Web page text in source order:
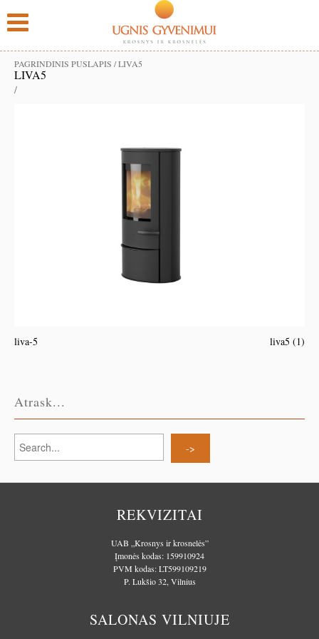
PAGRINDINIS PUSLAPIS /LIVA5
LIVA5
/
liva-5 liva5 (1)
Atrask...
REKVIZITAI
UAB „Krosnys ir krosnelės”
Įmonės kodas: 159910924
PVM kodas: LT599109219
P. Lukšio 32, Vilnius
SALONAS VILNIUJE